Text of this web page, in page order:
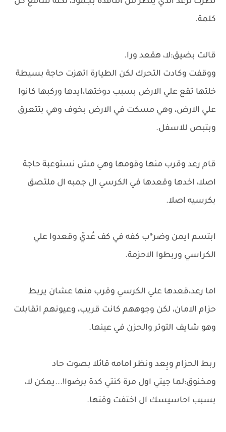
كلمة.
قالت بضيق:لا، هقعد ورا.
ووقفت وكادت التحرك لكن الطيارة اتهزت حاجة بسيطة
خلتها تقع علي الارض بسبب دوختها،ايدها وركبها كانوا
علي الارض، وهي مسكت في الارض بخوف وهي بتتعرق
وبتبص للاسفل.
قام رعد وقرب منها وقومها وهي مش نستوعبة حاجة
اصلا، اخدها وقعدها في الكرسي ال جمبه ال ملتصق
بكرسيه اصلا.
ابتسم ايمن وضر*ب كفه في كف عُديّ وقعدوا علي
الكراسي وربطوا الاحزمة.
اما رعد،قعدها علي الكرسي وقرب منها عشان يربط
حزام الامان، لكن وجوههم كانت قريب، وعيونهم اتقابلت
وهو شايف التوتر والحزن في عينها.
ربط الحزام وبِعد ونظر امامه قائلا بصوت حاد
ومخنوق:لما جيتي اول مرة كنتي كدة برضوا!...يمكن لا،
بسبب احاسيسك ال اختفت وقتها.